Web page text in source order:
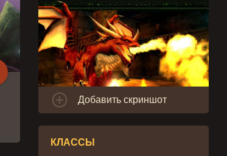
 Добавить скриншот
КЛАССЫ